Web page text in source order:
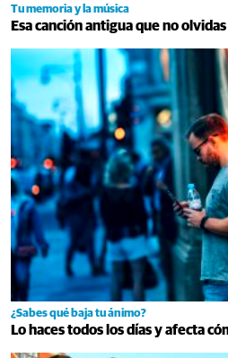
Tu memoria y la música
Esa canción antigua que no
¿Sabes qué baja tu ánimo?
Lo haces todos los días y afecta